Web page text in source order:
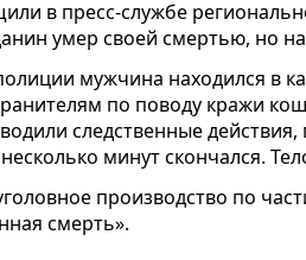
в пресс-службе
умер своей смертью, но
мужчина находился в
по поводу кражи
следственные
несколько минут скончался.
производство по
смерть».